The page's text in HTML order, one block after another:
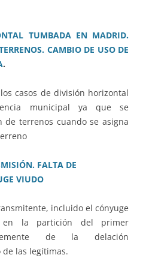
TUMBADA EN MADRID.
CAMBIO DE USO DE
.
casos de división horizontal
municipal ya que se
terrenos cuando se asigna
FALTA DE
VIUDO
incluido el cónyuge
en la partición del primer
de la delación
las legítimas.